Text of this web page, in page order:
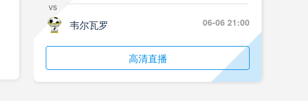
标签
比赛录像
05月22日 水晶宫vs狼队 全场录像回放
vs
韦尔瓦罗 06-06 21:00
高清直播